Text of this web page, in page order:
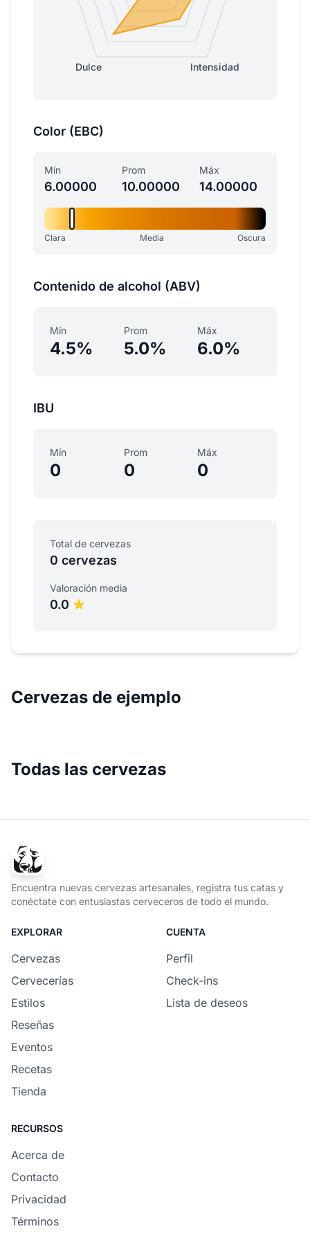
Intensidad
Dulce
Color (EBC)
Mín
6.00000
Prom
10.00000
Máx
14.00000
Clara Media Oscura
Contenido de alcohol (ABV)
Mín
4.5%
Prom
5.0%
Máx
6.0%
IBU
Mín
0
Prom
0
Máx
0
Total de cervezas
0 cervezas
Valoración media
0.0
Cervezas de ejemplo
Todas las cervezas
Encuentra nuevas cervezas artesanales, registra tus catas y
conéctate con entusiastas cerveceros de todo el mundo.
EXPLORAR
Cervezas
Cervecerías
Estilos
Reseñas
Eventos
Recetas
Tienda
CUENTA
Perfil
Check-ins
Lista de deseos
RECURSOS
Acerca de
Contacto
Privacidad
Términos